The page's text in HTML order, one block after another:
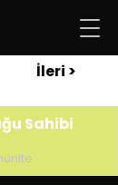
İleri >
Sahibi